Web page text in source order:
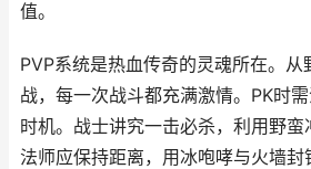
值。
PVP系统是热血传奇的灵魂所在。从
战，每一次战斗都充满激情。PK时
时机。战士讲究一击必杀，利用野蛮
法师应保持距离，用冰咆哮与火墙封